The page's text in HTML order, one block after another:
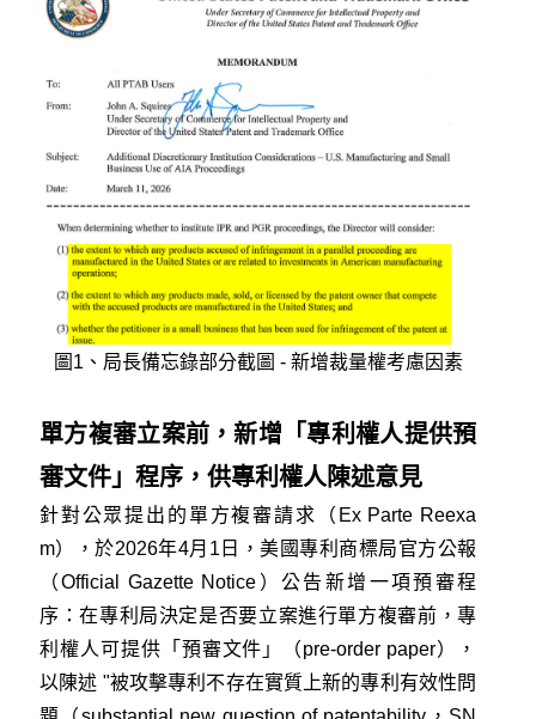
圖1、局長備忘錄部分截圖 - 新增裁量權考慮因素
單方複審立案前，新增「專利權人提供預
審文件」程序，供專利權人陳述意見
針對公眾提出的單方複審請求（Ex Parte Reexa
m），於2026年4月1日，美國專利商標局官方公報
（Official Gazette Notice）公告新增一項預審程
序：在專利局決定是否要立案進行單方複審前，專
利權人可提供「預審文件」（pre-order paper），
以陳述 "被攻擊專利不存在實質上新的專利有效性問